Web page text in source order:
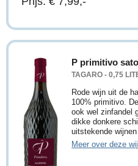
P primitivo
TAGARO - 0,75
Rode wijn uit de
100% primitivo.
ook wel zinfandel
dikke donkere
uitstekende wijnen
Meer over deze